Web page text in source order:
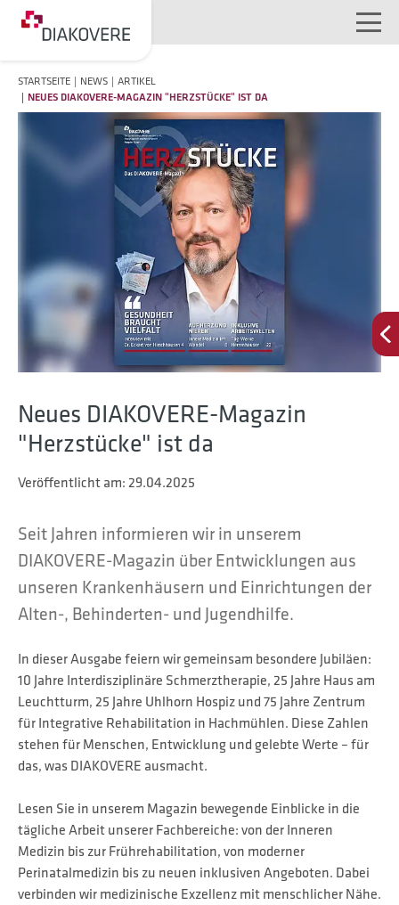
NAVIGATION ÜBERSPRINGEN
STARTSEITE NEWS
ARTIKEL
NEUES DIAKOVERE-MAGAZIN "HERZSTÜCKE" IST DA
Neues DIAKOVERE-Magazin
"Herzstücke" ist da
Veröffentlicht am:29.04.2025
Seit Jahren informieren wir in unserem
DIAKOVERE-Magazin über Entwicklungen aus
unseren Krankenhäusern und Einrichtungen der
Alten-, Behinderten- und Jugendhilfe.
In dieser Ausgabe feiern wir gemeinsam besondere Jubiläen:
10 Jahre Interdisziplinäre Schmerztherapie, 25 Jahre Haus am
Leuchtturm, 25 Jahre Uhlhorn Hospiz und 75 Jahre Zentrum
für Integrative Rehabilitation in Hachmühlen. Diese Zahlen
stehen für Menschen, Entwicklung und gelebte Werte – für
das, was DIAKOVERE ausmacht.
Lesen Sie in unserem Magazin bewegende Einblicke in die
tägliche Arbeit unserer Fachbereiche: von der Inneren
Medizin bis zur Frührehabilitation, von moderner
Perinatalmedizin bis zu neuen inklusiven Angeboten. Dabei
verbinden wir medizinische Exzellenz mit menschlicher Nähe.